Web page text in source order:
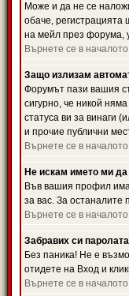
Може и да не се
обаче,
на мейл през форума,
Върнете се в началото
Защо излизам
Форумът пази вашия
сигурно, че никой
статуса ви за винаги
и прочие публични
Върнете се в началото
Не искам името ми да
Във вашия профил
за вас. За останалите
Върнете се в началото
Забравих си
Без паника! Не е
отидете на Вход и
Върнете се в началото